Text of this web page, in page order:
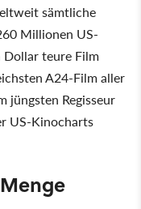
sämtliche
Millionen US-
teure Film
A24-Film aller
jüngsten Regisseur
US-Kinocharts